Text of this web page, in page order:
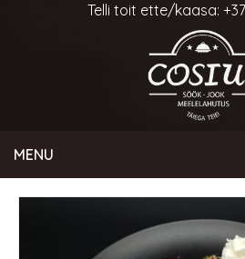
Telli toit ette/kaasa:
MENU